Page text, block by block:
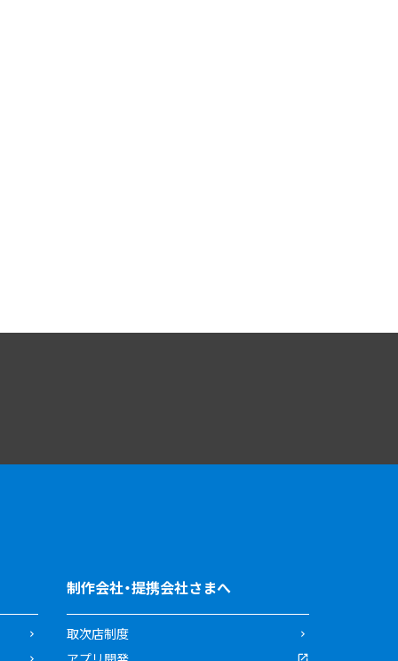
制作会社・提携会社さまへ
取次店制度